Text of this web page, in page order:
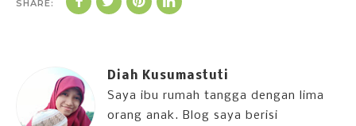
SHARE:
Diah Kusumastuti
Saya ibu rumah tangga dengan lima
orang anak. Blog saya berisi